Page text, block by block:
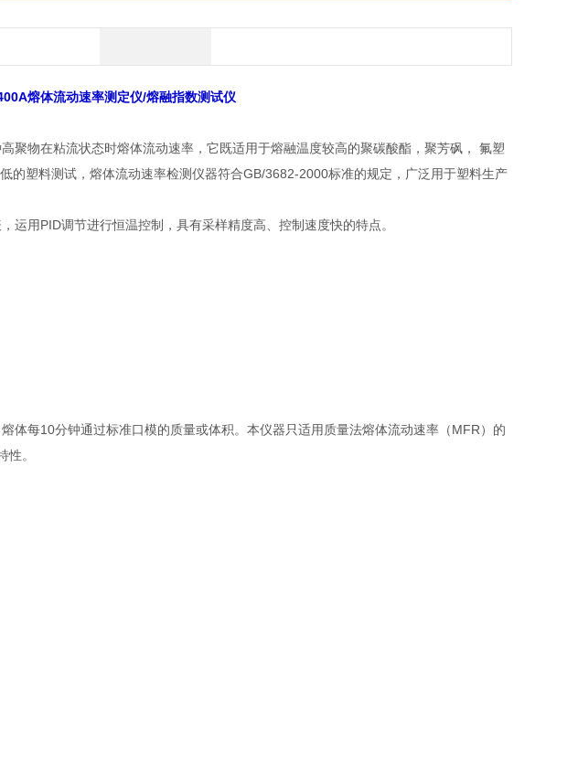
熔体流动速率测定仪/熔融指数测试仪
聚物在粘流状态时熔体流动速率，它既适用于熔融温度较高的聚碳酸酯，聚芳砜， 氟塑
的塑料测试，熔体流动速率检测仪器符合GB/3682-2000标准的规定，广泛用于塑料生产
运用PID调节进行恒温控制，具有采样精度高、控制速度快的特点。
每10分钟通过标准口模的质量或体积。本仪器只适用质量法熔体流动速率（MFR）的
。